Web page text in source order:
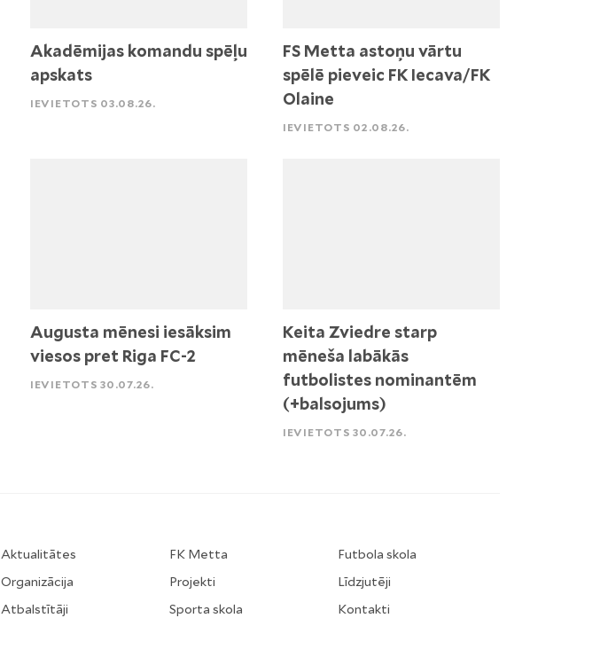
Akadēmijas komandu spēļu
apskats
IEVIETOTS 03.08.26.
FS Metta astoņu vārtu
spēlē pieveic FK Iecava/FK
Olaine
IEVIETOTS 02.08.26.
Augusta mēnesi iesāksim
viesos pret Riga FC-2
IEVIETOTS 30.07.26.
Keita Zviedre starp
mēneša labākās
futbolistes nominantēm
(+balsojums)
IEVIETOTS 30.07.26.
Aktualitātes
Organizācija
Atbalstītāji
FK Metta
Projekti
Sporta skola
Futbola skola
Līdzjutēji
Kontakti